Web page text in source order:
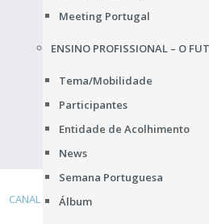
Meeting Portugal
ENSINO PROFISSIONAL – O
Tema/Mobilidade
Participantes
Entidade de Acolhimento
News
Semana Portuguesa
Álbum
1749-070 Lisboa
TEL.: 218 433 900
CANAL DE DENÚNCIA